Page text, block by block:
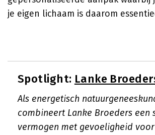
je eigen lichaam is daarom
Spotlight: Lanke
Als energetisch
combineert Lanke Broeders een
vermogen met gevoeligheid